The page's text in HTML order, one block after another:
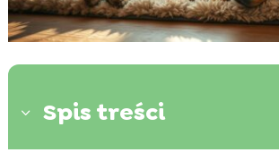
3 Spis treści